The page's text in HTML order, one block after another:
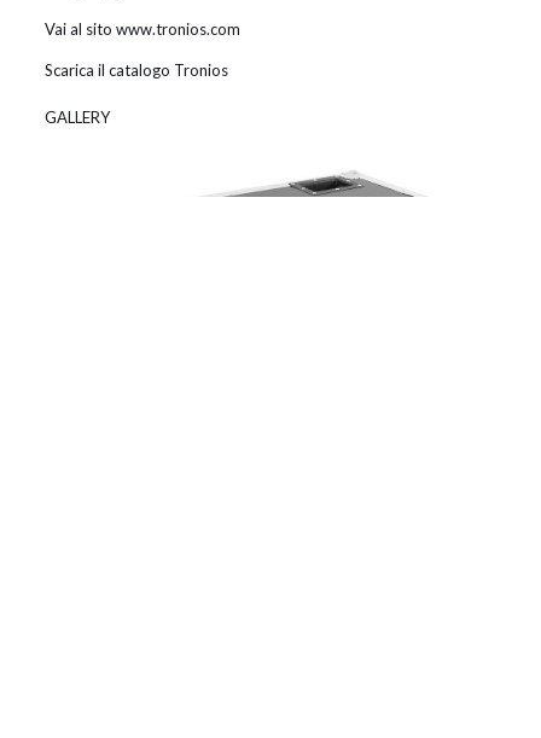
Vai al sito www.tronios.com
Scarica il catalogo Tronios
GALLERY